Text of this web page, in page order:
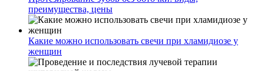
преимущества, цены
Какие можно использовать свечи при хламидиозе у
женщин